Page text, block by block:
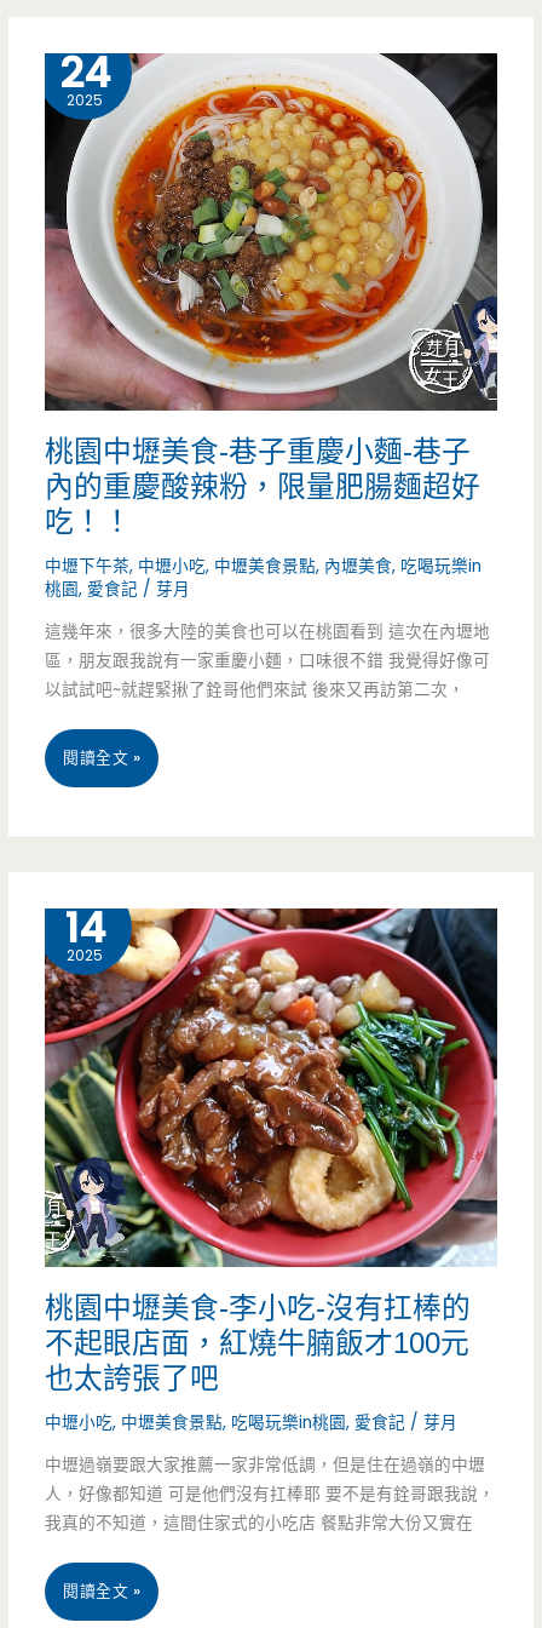
面
超
人
氣
下
茶，
幾
乎
每
一
款
都
好
好
吃
24
2025
桃園中壢美食-巷子重慶小麵-巷子
內的重慶酸辣粉，限量肥腸麵超好
吃！！
中壢下午茶, 中壢小吃, 中壢美食景點, 內壢美食, 吃喝玩樂in
桃園, 愛食記 /芽月
這幾年來，很多大陸的美食也可以在桃園看到 這次在內壢地
區，朋友跟我說有一家重慶小麵，口味很不錯 我覺得好像可
以試試吧~就趕緊揪了銓哥他們來試 後來又再訪第二次，
桃
美
食-
巷
子
重
慶
小
麵-
巷
子
重
酸
閱讀全文 »
14
2025
桃園中壢美食-李小吃-沒有扛棒的
不起眼店面，紅燒牛腩飯才100元
也太誇張了吧
中壢小吃, 中壢美食景點, 吃喝玩樂in桃園, 愛食記 /芽月
中壢過嶺要跟大家推薦一家非常低調，但是住在過嶺的中壢
人，好像都知道 可是他們沒有扛棒耶 要不是有銓哥跟我說，
我真的不知道，這間住家式的小吃店 餐點非常大份又實在
桃
閱讀全文 »